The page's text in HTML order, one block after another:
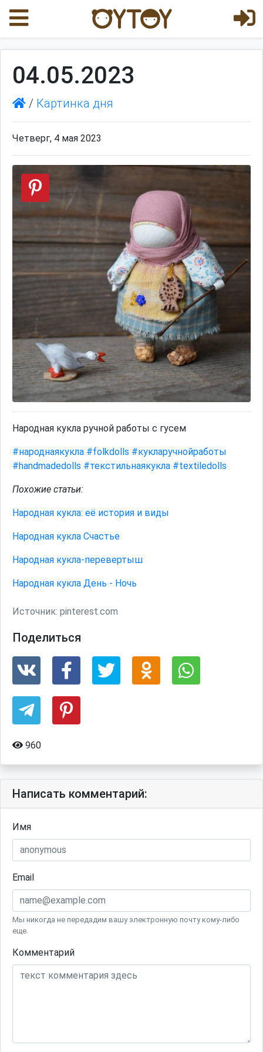
04.05.2023
/ Картинка дня
Четверг, 4 мая 2023
Народная кукла ручной работы с гусем
#народнаякукла #folkdolls #кукларучнойработы
#handmadedolls #текстильнаякукла #textiledolls
Похожие статьи:
Народная кукла: её история и виды
Народная кукла Счастье
Народная кукла-перевертыш
Народная кукла День - Ночь
Источник: pinterest.com
Поделиться
960
Написать комментарий:
Имя
Email
Мы никогда не передадим вашу электронную почту кому-либо
еще.
Комментарий